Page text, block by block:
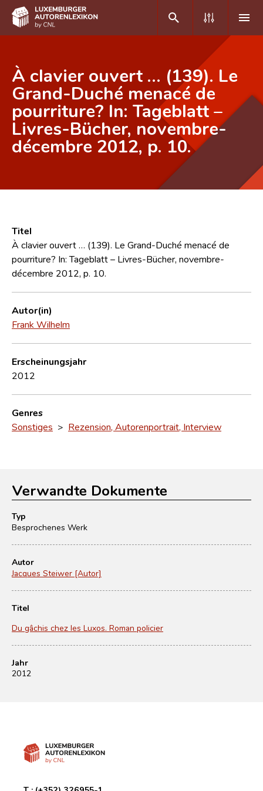
DE FR
Home
Autor(inn)en A-Z
Erweiterte Suche
Forschungsgruppe
Kontakt
À clavier ouvert … (139). Le
Grand-Duché menacé de
pourriture? In: Tageblatt –
Livres-Bücher, novembre-
décembre 2012, p. 10.
Titel
À clavier ouvert … (139). Le Grand-Duché menacé de
pourriture? In: Tageblatt – Livres-Bücher, novembre-
décembre 2012, p. 10.
Autor(in)
Frank Wilhelm
Erscheinungsjahr
2012
Genres
Sonstiges > Rezension, Autorenportrait, Interview
Verwandte Dokumente
Typ
Besprochenes Werk
Autor
Jacques Steiwer [Autor]
Titel
Du gâchis chez les Luxos. Roman policier
Jahr
2012